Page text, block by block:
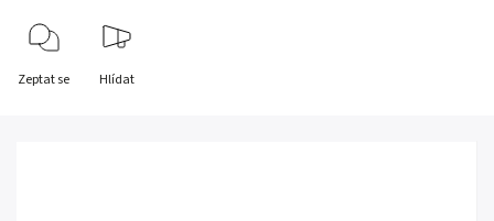
Zeptat se Hlídat